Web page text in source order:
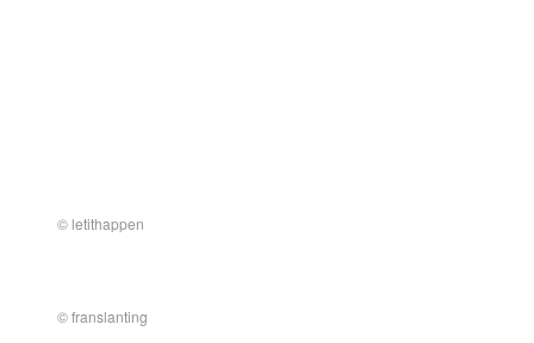
© letithappen
© franslanting